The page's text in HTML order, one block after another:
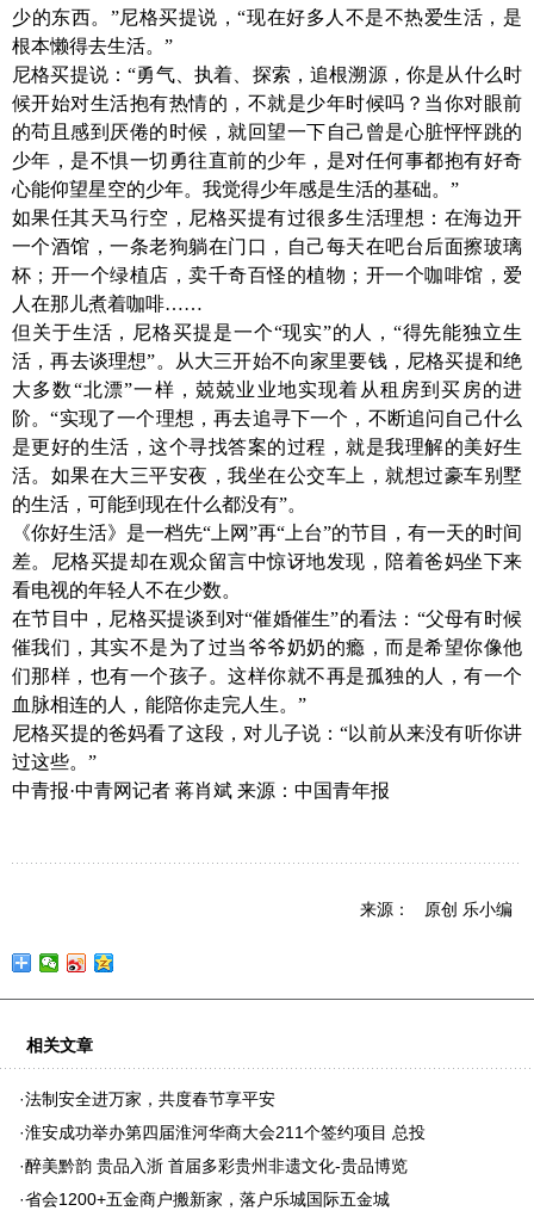
少的东西。”尼格买提说，“现在好多人不是不热爱生活，是
根本懒得去生活。”
尼格买提说：“勇气、执着、探索，追根溯源，你是从什么时
候开始对生活抱有热情的，不就是少年时候吗？当你对眼前
的苟且感到厌倦的时候，就回望一下自己曾是心脏怦怦跳的
少年，是不惧一切勇往直前的少年，是对任何事都抱有好奇
心能仰望星空的少年。我觉得少年感是生活的基础。”
如果任其天马行空，尼格买提有过很多生活理想：在海边开
一个酒馆，一条老狗躺在门口，自己每天在吧台后面擦玻璃
杯；开一个绿植店，卖千奇百怪的植物；开一个咖啡馆，爱
人在那儿煮着咖啡……
但关于生活，尼格买提是一个“现实”的人，“得先能独立生
活，再去谈理想”。从大三开始不向家里要钱，尼格买提和绝
大多数“北漂”一样，兢兢业业地实现着从租房到买房的进
阶。“实现了一个理想，再去追寻下一个，不断追问自己什么
是更好的生活，这个寻找答案的过程，就是我理解的美好生
活。如果在大三平安夜，我坐在公交车上，就想过豪车别墅
的生活，可能到现在什么都没有”。
《你好生活》是一档先“上网”再“上台”的节目，有一天的时间
差。尼格买提却在观众留言中惊讶地发现，陪着爸妈坐下来
看电视的年轻人不在少数。
在节目中，尼格买提谈到对“催婚催生”的看法：“父母有时候
催我们，其实不是为了过当爷爷奶奶的瘾，而是希望你像他
们那样，也有一个孩子。这样你就不再是孤独的人，有一个
血脉相连的人，能陪你走完人生。”
尼格买提的爸妈看了这段，对儿子说：“以前从来没有听你讲
过这些。”
中青报·中青网记者 蒋肖斌 来源：中国青年报
来源： 原创 乐小编
相关文章
·法制安全进万家，共度春节享平安
·淮安成功举办第四届淮河华商大会211个签约项目 总投
·醉美黔韵 贵品入浙 首届多彩贵州非遗文化-贵品博览
·省会1200+五金商户搬新家，落户乐城国际五金城